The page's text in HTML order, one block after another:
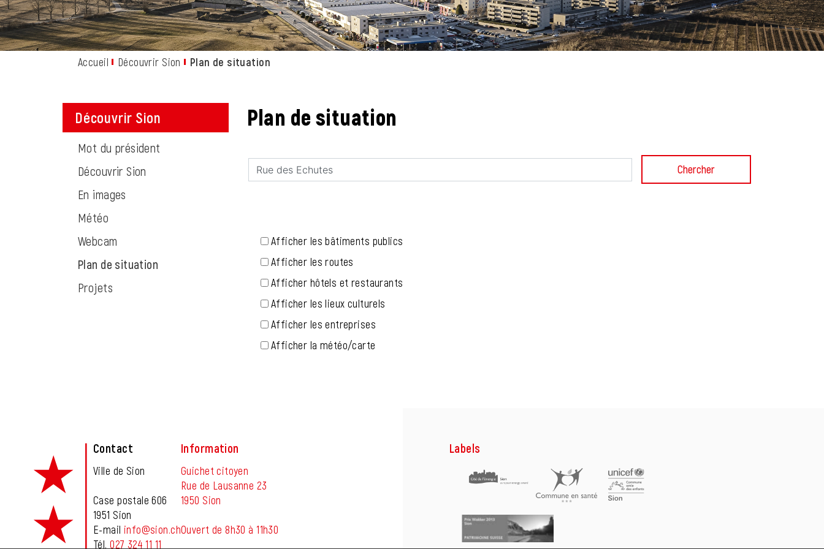
Accueil Découvrir Sion Plan de situation
Découvrir Sion
Mot du président
Découvrir Sion
En images
Météo
Webcam
Plan de situation
Projets
Plan de situation
Chercher
Afficher les bâtiments publics
Afficher les routes
Afficher hôtels et restaurants
Afficher les lieux culturels
Afficher les entreprises
Afficher la météo/carte
Contact
Ville de Sion
Case postale 606
1951 Sion
E-mail info@sion.ch
Tél.027 324 11 11
Information
Guichet citoyen
Rue de Lausanne 23
1950 Sion
Ouvert de 8h30 à 11h30
Labels